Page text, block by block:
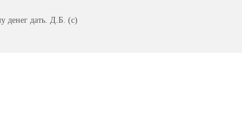
денег дать. Д.Б. (с)